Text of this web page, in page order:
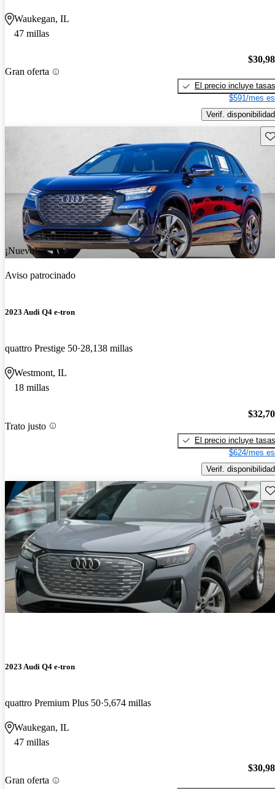
Waukegan, IL
47 millas
Gran oferta
El precio incluye tasas
$591/mes
Verif. disponibilidad
¡Nuevo!
Aviso patrocinado
2023 Audi Q4 e-tron
quattro Prestige 50 28,138 millas
Westmont, IL
18 millas
Trato justo
El precio incluye tasas
$624/mes
Verif. disponibilidad
2023 Audi Q4 e-tron
quattro Premium Plus 50 5,674 millas
Waukegan, IL
47 millas
Gran oferta